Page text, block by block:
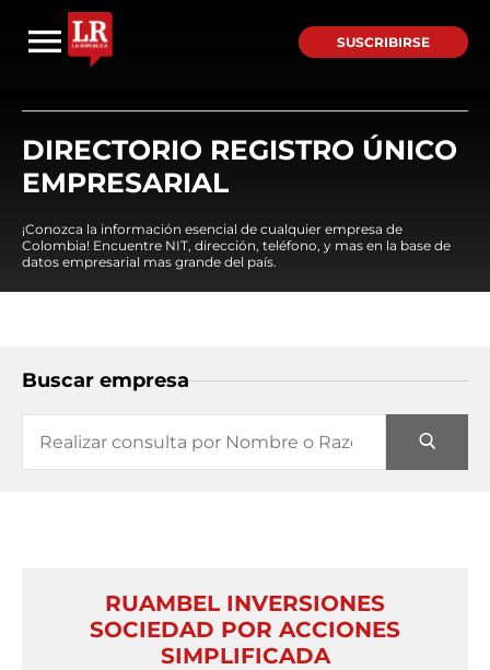
SUSCRIBIRSE
DIRECTORIO REGISTRO ÚNICO
EMPRESARIAL
¡Conozca la información esencial de cualquier empresa de
Colombia! Encuentre NIT, dirección, teléfono, y mas en la base de
datos empresarial mas grande del país.
Buscar empresa
RUAMBEL INVERSIONES
SOCIEDAD POR ACCIONES
SIMPLIFICADA